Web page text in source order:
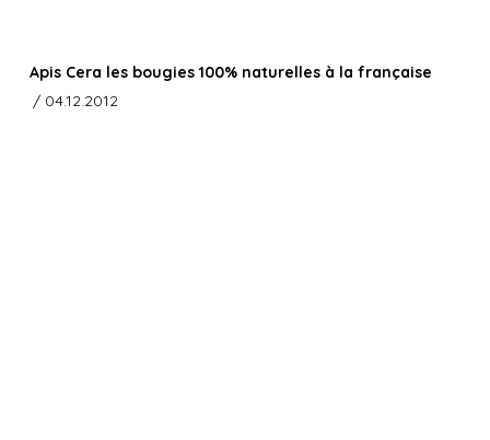
Apis Cera les bougies 100% naturelles à la française
/ 04.12.2012